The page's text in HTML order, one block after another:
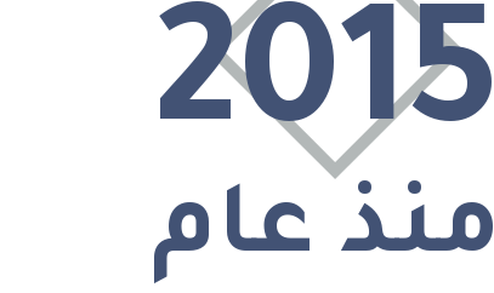
2015
منذ عام